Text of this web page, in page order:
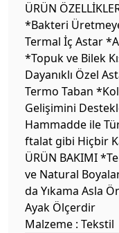
ÜRÜN
*Bakteri
Termal İç Astar
*Topuk ve Bilek
Dayanıklı Özel
Termo Taban
Gelişimini
Hammadde ile
ftalat gibi Hiçbir
ÜRÜN BAKIMI
ve Natural
da Yıkama Asla
Ayak Ölçerdir
Malzeme : Tekstil